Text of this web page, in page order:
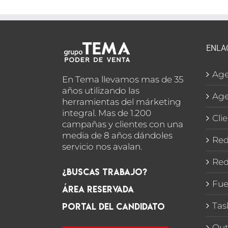
En Tema llevamos mas de 35
años utilizando las
herramientas del márketing
integral. Mas de 1.200
campañas y clientes con una
media de 8 años dándoles
servicio nos avalan.
¿Buscas Trabajo?
Área Reservada
Portal del candidato